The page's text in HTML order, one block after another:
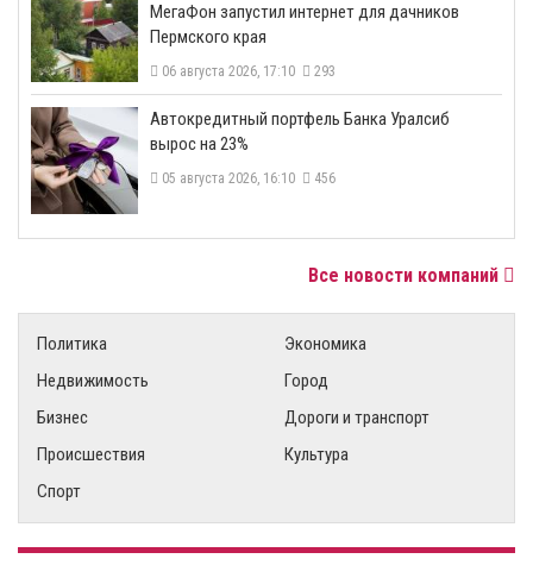
МегаФон запустил интернет для дачников
Пермского края
06 августа 2026, 17:10 293
​Автокредитный портфель Банка Уралсиб
вырос на 23%
05 августа 2026, 16:10 456
Все новости компаний
Политика
Экономика
Недвижимость
Город
Бизнес
Дороги и транспорт
Происшествия
Культура
Спорт